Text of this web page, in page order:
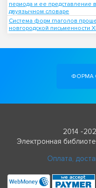
периода и ее представление
двуязычном словаре
Система форм глаголов
новгородской письменности
ФОРМА
2014 -
Электронная
Оплата,